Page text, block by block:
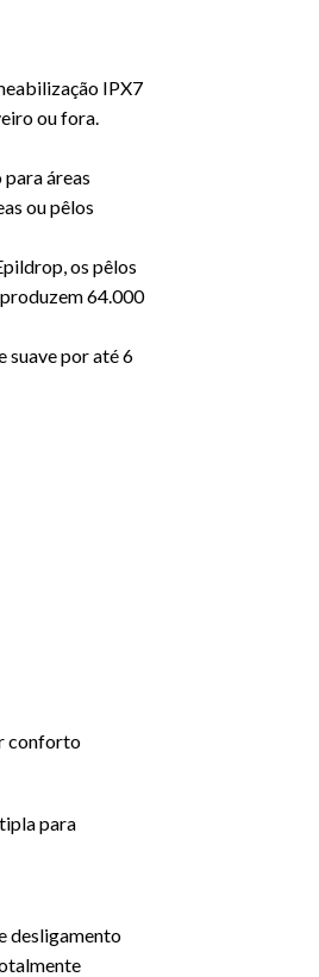
IPX7
ou fora.
áreas
ou pêlos
os pêlos
64.000
suave por até 6
conforto
para
desligamento